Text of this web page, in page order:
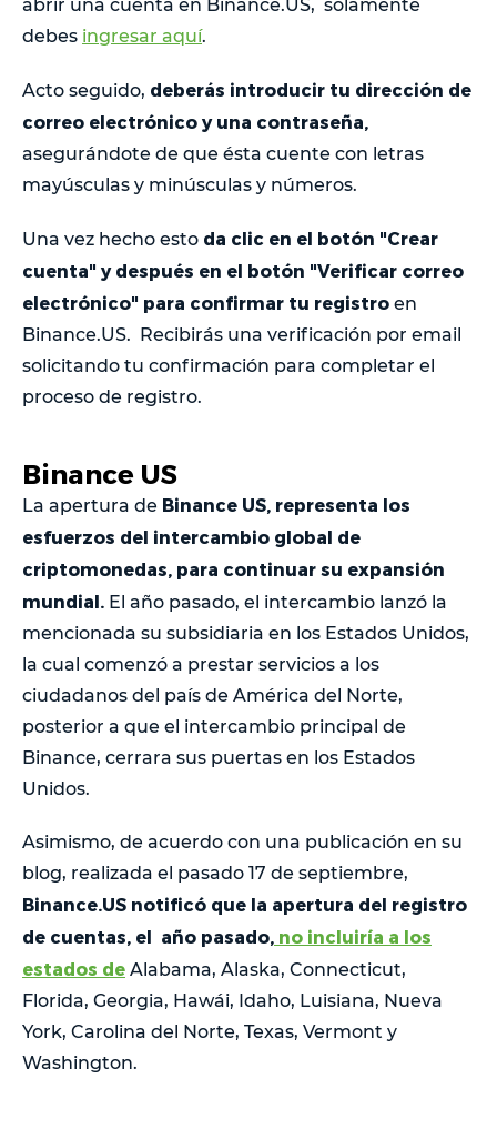
abrir una cuenta en Binance.US, solamente
debes ingresar aquí.
Acto seguido, deberás introducir tu dirección de
correo electrónico y una contraseña,
asegurándote de que ésta cuente con letras
mayúsculas y minúsculas y números.
Una vez hecho esto da clic en el botón "Crear
cuenta" y después en el botón "Verificar correo
electrónico" para confirmar tu registro en
Binance.US. Recibirás una verificación por email
solicitando tu confirmación para completar el
proceso de registro.
Binance US
La apertura de Binance US, representa los
esfuerzos del intercambio global de
criptomonedas, para continuar su expansión
mundial. El año pasado, el intercambio lanzó la
mencionada su subsidiaria en los Estados Unidos,
la cual comenzó a prestar servicios a los
ciudadanos del país de América del Norte,
posterior a que el intercambio principal de
Binance, cerrara sus puertas en los Estados
Unidos.
Asimismo, de acuerdo con una publicación en su
blog, realizada el pasado 17 de septiembre,
Binance.US notificó que la apertura del registro
de cuentas, el año pasado, no incluiría a los
estados de Alabama, Alaska, Connecticut,
Florida, Georgia, Hawái, Idaho, Luisiana, Nueva
York, Carolina del Norte, Texas, Vermont y
Washington.